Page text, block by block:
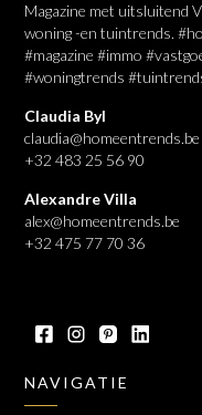
Magazine met uitsluitend
woning -en tuintrends.
#magazine #immo
#woningtrends
Claudia Byl
claudia@homeentrends.be
+32 483 25 56 90
Alexandre Villa
alex@homeentrends.be
+32 475 77 70 36
NAVIGATIE